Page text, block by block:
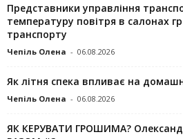
Представники управління
температуру повітря в салонах
транспорту
Чепіль Олена - 06.08.2026
Як літня спека впливає на
Чепіль Олена - 06.08.2026
ЯК КЕРУВАТИ ГРОШИМА?